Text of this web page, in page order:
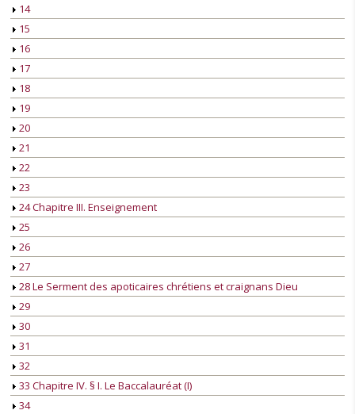
14
15
16
17
18
19
20
21
22
23
24 Chapitre III. Enseignement
25
26
27
28 Le Serment des apoticaires chrétiens et craignans Dieu
29
30
31
32
33 Chapitre IV. § I. Le Baccalauréat (I)
34